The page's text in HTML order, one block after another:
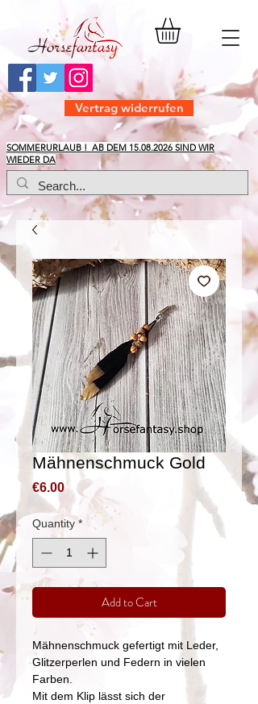
​SOMMERURLAUB ! AB DEM 15.08.2026 SIND WIR
WIEDER DA
Vertrag widerrufen
Mähnenschmuck Gold
€6.00Price
Quantity *
Add to Cart
Mähnenschmuck gefertigt mit Leder,
Glitzerperlen und Federn in vielen
Farben.
Mit dem Klip lässt sich der